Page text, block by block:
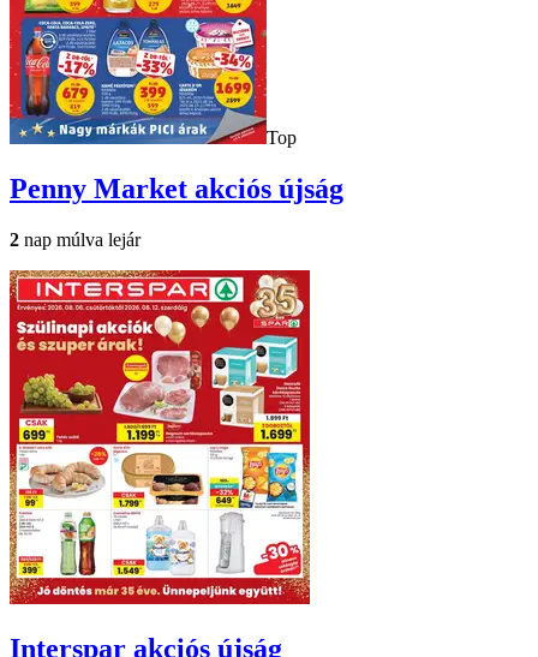
Top
Penny Market akciós újság
2 nap múlva lejár
Interspar akciós újság